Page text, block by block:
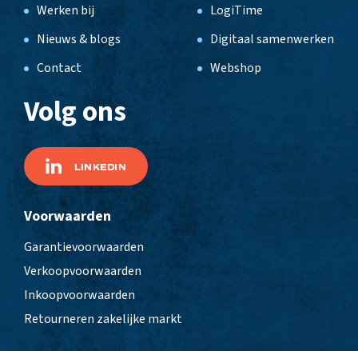
Werken bij
Nieuws & blogs
Contact
LogiTime
Digitaal samenwerken
Webshop
Volg ons
LINKEDIN
Voorwaarden
Garantievoorwaarden
Verkoopvoorwaarden
Inkoopvoorwaarden
Retourneren zakelijke markt